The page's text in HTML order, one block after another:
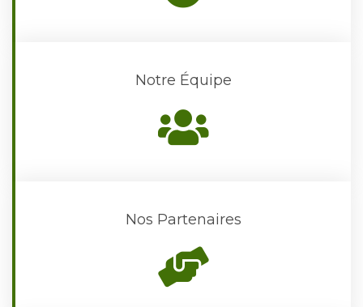
Notre Équipe
Nos Partenaires